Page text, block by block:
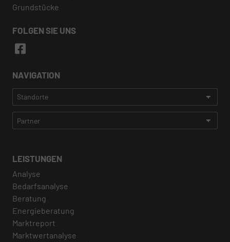
Grundstücke
FOLGEN SIE UNS
NAVIGATION
LEISTUNGEN
Analyse
Bedarfsanalyse
Beratung
Energieberatung
Marktreport
Marktwertanalyse